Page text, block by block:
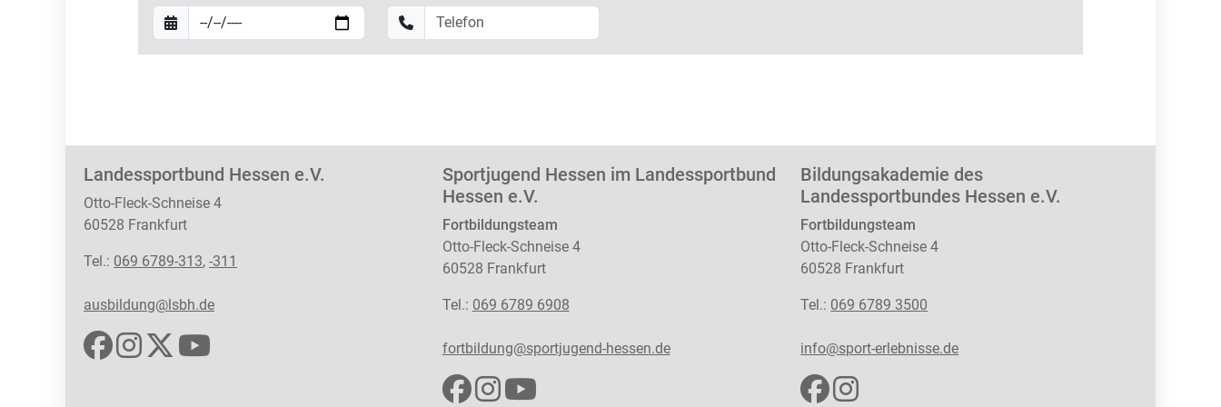
Landessportbund Hessen e.V.
Otto-Fleck-Schneise 4
60528 Frankfurt
Tel.: 069 6789-313, -311
ausbildung@lsbh.de
Sportjugend Hessen im Landessportbund
Hessen e.V.
Fortbildungsteam
Otto-Fleck-Schneise 4
60528 Frankfurt
Tel.: 069 6789 6908
fortbildung@sportjugend-hessen.de
Bildungsakademie des
Landessportbundes Hessen e.V.
Fortbildungsteam
Otto-Fleck-Schneise 4
60528 Frankfurt
Tel.: 069 6789 3500
info@sport-erlebnisse.de